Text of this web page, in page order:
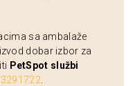
sa ambalaže
dobar izbor za
PetSpot službi